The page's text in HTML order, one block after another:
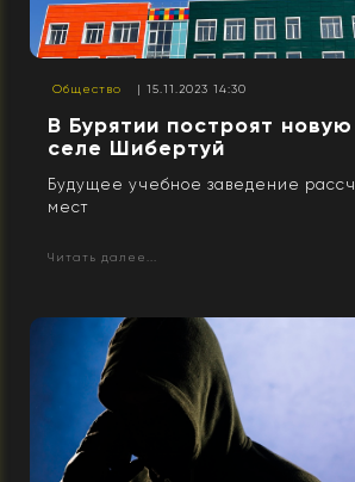
Общество | 15.11.2023 14:30
В Бурятии построят
селе Шибертуй
Будущее учебное заведение
мест
Читать далее...